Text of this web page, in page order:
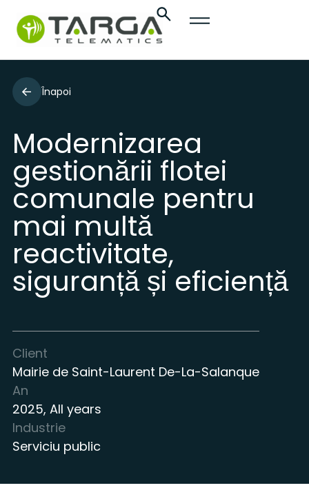
Înapoi
Modernizarea
gestionării flotei
comunale pentru
mai multă
reactivitate,
siguranță și eficiență
Client
Mairie de Saint-Laurent De-La-Salanque
An
2025, All years
Industrie
Serviciu public